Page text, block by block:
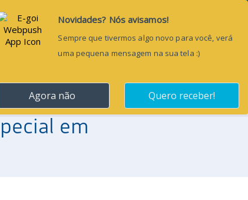
CONTATO Pesquisar...
em